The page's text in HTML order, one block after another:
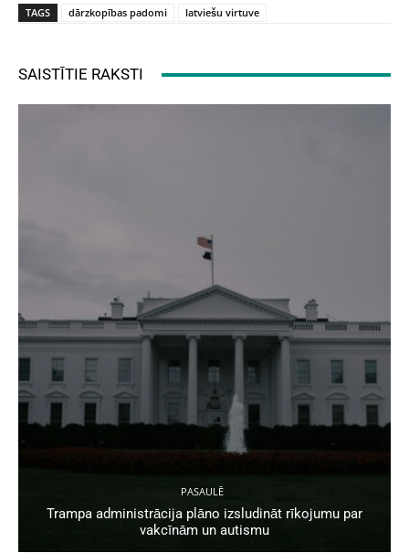
TAGS dārzkopības padomi latviešu virtuve
SAISTĪTIE RAKSTI
PASAULĒ
Trampa administrācija plāno izsludināt rīkojumu par
vakcīnām un autismu